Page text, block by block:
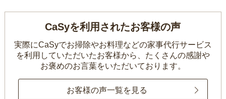
CaSyを利用されたお客様の声
実際にCaSyでお掃除やお料理などの家事代行サービス
を利用していただいたお客様から、 たくさんの感謝や
お褒めのお言葉をいただいております。
お客様の声一覧を見る